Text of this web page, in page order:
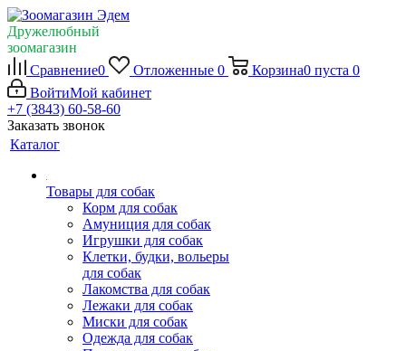
Дружелюбный
зоомагазин
Сравнение0 Отложенные 0 Корзина0 пуста 0
ВойтиМой кабинет
+7 (3843) 60-58-60
Заказать звонок
Каталог
Товары для собак
Корм для собак
Амуниция для собак
Игрушки для собак
Клетки, будки, вольеры
для собак
Лакомства для собак
Лежаки для собак
Миски для собак
Одежда для собак